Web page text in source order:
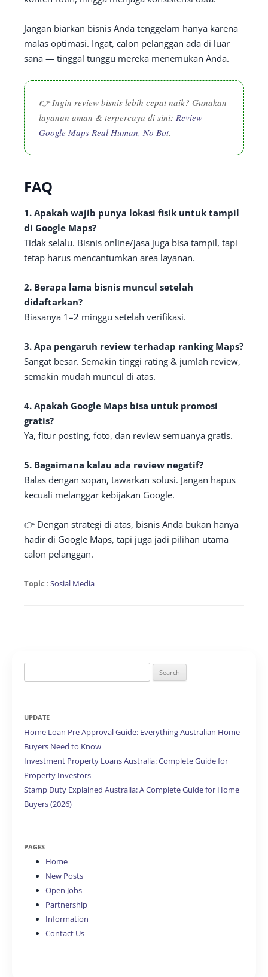
Jangan biarkan bisnis Anda tenggelam hanya karena
malas optimasi. Ingat, calon pelanggan ada di luar
sana — tinggal tunggu mereka menemukan Anda.
👉 Ingin review bisnis lebih cepat naik? Gunakan
layanan aman & terpercaya di sini: Review
Google Maps Real Human, No Bot.
FAQ
1. Apakah wajib punya lokasi fisik untuk tampil
di Google Maps?
Tidak selalu. Bisnis online/jasa juga bisa tampil, tapi
tetap harus mencantumkan area layanan.
2. Berapa lama bisnis muncul setelah
didaftarkan?
Biasanya 1–2 minggu setelah verifikasi.
3. Apa pengaruh review terhadap ranking Maps?
Sangat besar. Semakin tinggi rating & jumlah review,
semakin mudah muncul di atas.
4. Apakah Google Maps bisa untuk promosi
gratis?
Ya, fitur posting, foto, dan review semuanya gratis.
5. Bagaimana kalau ada review negatif?
Balas dengan sopan, tawarkan solusi. Jangan hapus
kecuali melanggar kebijakan Google.
👉 Dengan strategi di atas, bisnis Anda bukan hanya
hadir di Google Maps, tapi juga jadi pilihan utama
calon pelanggan.
Topic :Sosial Media
for:
UPDATE
Home Loan Pre Approval Guide: Everything Australian Home
Buyers Need to Know
Investment Property Loans Australia: Complete Guide for
Property Investors
Stamp Duty Explained Australia: A Complete Guide for Home
Buyers (2026)
PAGES
Home
New Posts
Open Jobs
Partnership
Information
Contact Us